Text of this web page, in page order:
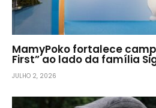
MamyPoko fortalece
First” ao lado da família
JULHO 2, 2026